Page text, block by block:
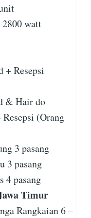
2800 watt
+ Resepsi
& Hair do
(Orang
3 pasang
3 pasang
4 pasang
Timur
Rangkaian 6 –